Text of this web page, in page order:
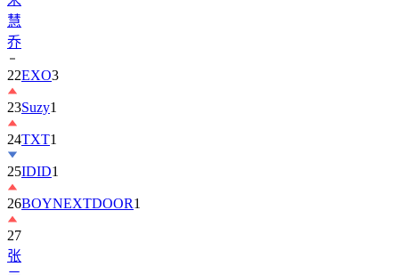
乔
22
23Suzy1
24TXT1
25IDID1
26BOYNEXTDOOR
27
张
元
英